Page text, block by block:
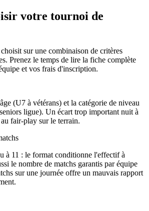
votre tournoi de
sur une combinaison de critères
Prenez le temps de lire la fiche complète
et vos frais d'inscription.
(U7 à vétérans) et la catégorie de niveau
ligue). Un écart trop important nuit à
fair-play sur le terrain.
à 11 : le format conditionne l'effectif à
le nombre de matchs garantis par équipe
sur une journée offre un mauvais rapport